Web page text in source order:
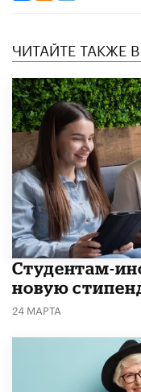
ЧИТАЙТЕ ТАКЖЕ
Студентам-
новую
24 МАРТА